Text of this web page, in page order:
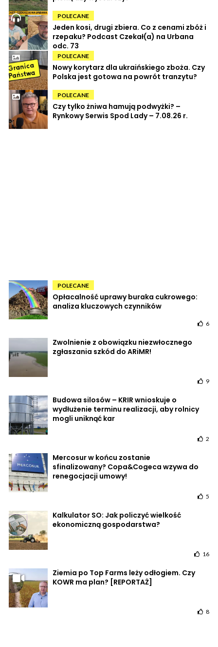
POLECANE
Jeden kosi, drugi zbiera. Co z cenami zbóż i
rzepaku? Podcast Czekał(a) na Urbana
odc. 73
POLECANE
Nowy korytarz dla ukraińskiego zboża. Czy
Polska jest gotowa na powrót tranzytu?
POLECANE
Czy tylko żniwa hamują podwyżki? –
Rynkowy Serwis Spod Lady – 7.08.26 r.
POLECANE
Opłacalność uprawy buraka cukrowego:
analiza kluczowych czynników
6
Zwolnienie z obowiązku niezwłocznego
zgłaszania szkód do ARiMR!
9
Budowa silosów – KRIR wnioskuje o
wydłużenie terminu realizacji, aby rolnicy
mogli uniknąć kar
2
Mercosur w końcu zostanie
sfinalizowany? Copa&Cogeca wzywa do
renegocjacji umowy!
5
Kalkulator SO: Jak policzyć wielkość
ekonomiczną gospodarstwa?
16
Ziemia po Top Farms leży odłogiem. Czy
KOWR ma plan? [REPORTAŻ]
8